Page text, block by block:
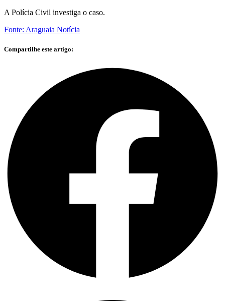
A Polícia Civil investiga o caso.
Fonte: Araguaia Notícia
Compartilhe este artigo: